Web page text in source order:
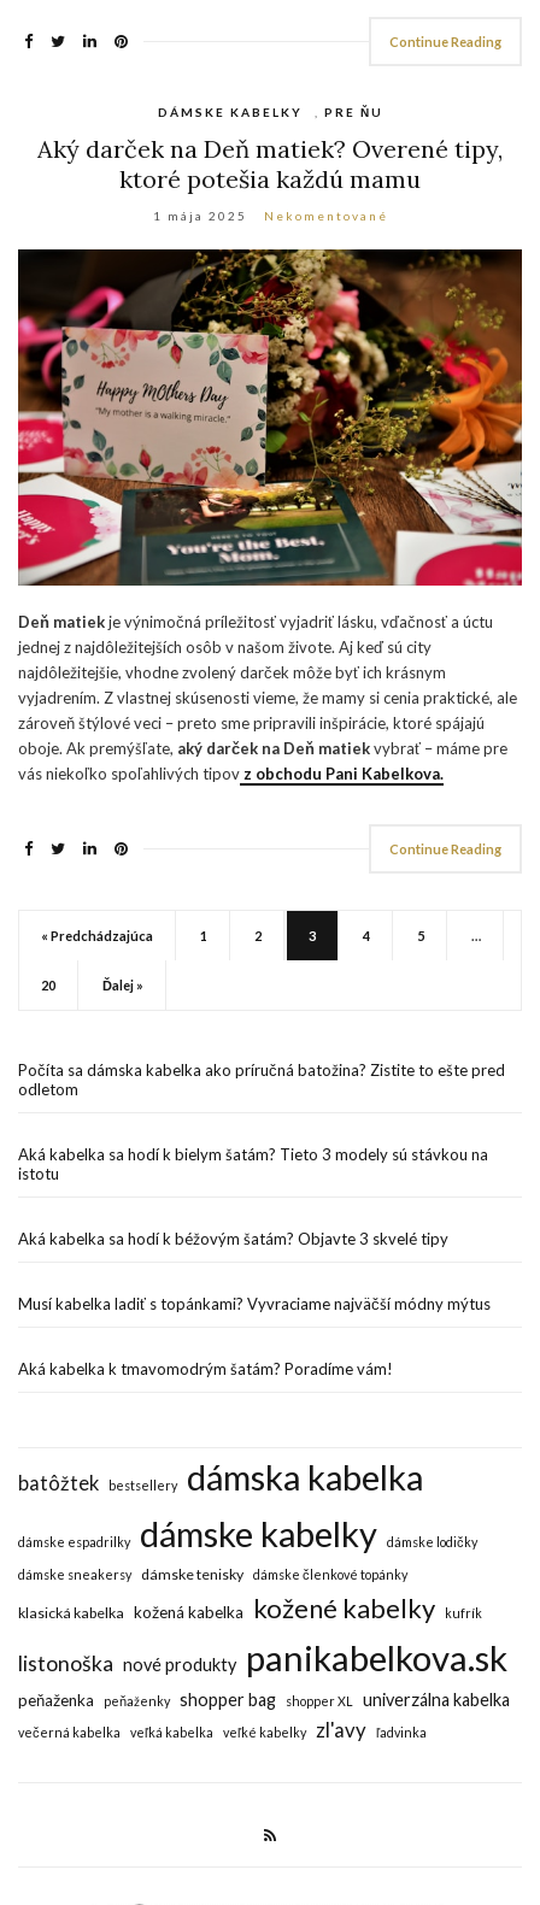
Continue Reading
DÁMSKE KABELKY PRE ŇU
Aký darček na Deň matiek? Overené tipy,
ktoré potešia každú mamu
1 mája 2025 Nekomentované
Deň matiekje výnimočná príležitosť vyjadriť lásku, vďačnosť a úctu
jednej z najdôležitejších osôb v našom živote. Aj keď sú city
najdôležitejšie, vhodne zvolený darček môže byť ich krásnym
vyjadrením. Z vlastnej skúsenosti vieme, že mamy si cenia praktické, ale
zároveň štýlové veci – preto sme pripravili inšpirácie, ktoré spájajú
oboje. Ak premýšľate, aký darček na Deň matiekvybrať – máme pre
vás niekoľko spoľahlivých tipov z obchodu Pani Kabelkova.
Continue Reading
« Predchádzajúca 1 2 3 4 5 …
20 Ďalej »
Počíta sa dámska kabelka ako príručná batožina? Zistite to ešte pred
odletom
Aká kabelka sa hodí k bielym šatám? Tieto 3 modely sú stávkou na
istotu
Aká kabelka sa hodí k béžovým šatám? Objavte 3 skvelé tipy
Musí kabelka ladiť s topánkami? Vyvraciame najväčší módny mýtus
Aká kabelka k tmavomodrým šatám? Poradíme vám!
batôžtek bestsellery dámska kabelka
dámske espadrilky dámske kabelky dámske lodičky
dámske sneakersy dámske tenisky dámske členkové topánky
klasická kabelka kožená kabelka kožené kabelky kufrík
listonoška nové produkty panikabelkova.sk
peňaženka peňaženky shopper bag shopper XL univerzálna kabelka
večerná kabelka veľká kabelka veľké kabelky zl'avy ľadvinka